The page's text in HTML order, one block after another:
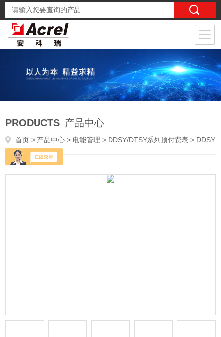
PRODUCTS 产品中心
首页 > 产品中心 > 电能管理 > DDSY/DTSY系列预付费表 > DDSY1352-NK多功能电力仪表